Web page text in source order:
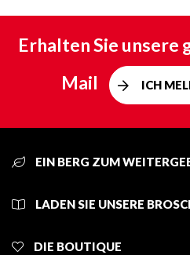
Erhalten Sie unsere
Mail
ICH
EIN BERG ZUM
LADEN SIE UNSERE
DIE BOUTIQUE